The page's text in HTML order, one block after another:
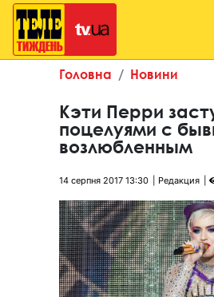
Головна Новини
Кэти Перри
поцелуями с
возлюбленным
14 серпня 2017 13:30 Редакция